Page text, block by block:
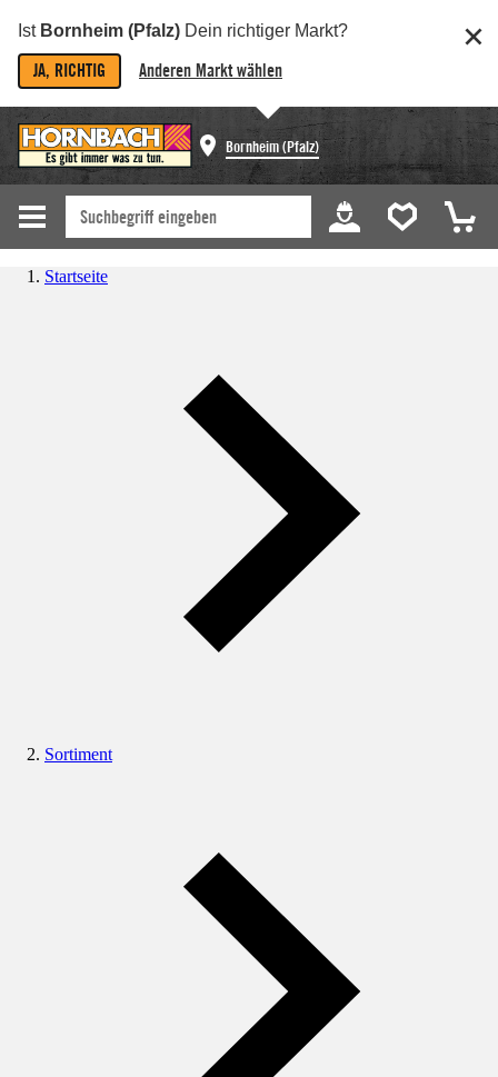
Ist Bornheim (Pfalz) Dein richtiger Markt?
JA, RICHTIG Anderen Markt wählen
Bornheim (Pfalz)
Startseite
Sortiment